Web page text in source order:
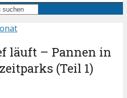
läuft – Pannen in
(Teil 1)